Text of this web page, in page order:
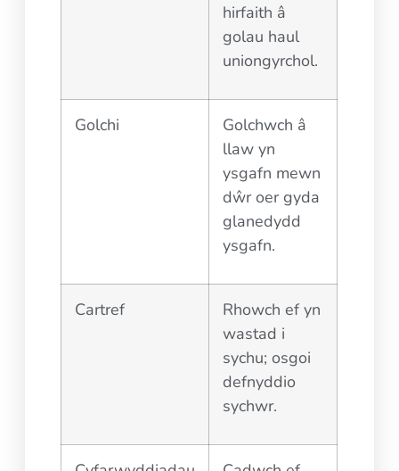
hirfaith â
golau haul
uniongyrchol.
Golchi
Golchwch â
llaw yn
ysgafn mewn
dŵr oer gyda
glanedydd
ysgafn.
Cartref
Rhowch ef yn
wastad i
sychu; osgoi
defnyddio
sychwr.